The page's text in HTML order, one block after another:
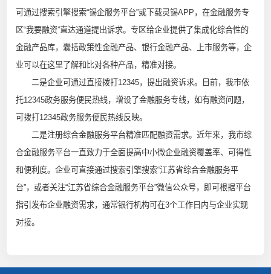
可通过搜索引擎搜索“锡企服务平台”或下载灵锡APP，在金融服务专
区“我要融资”直达通道提出诉求。专区给企业提供了集成化综合性的
金融产品库，囊括政策性金融产品、银行金融产品、上市服务等，企
业可以在这里了解和比对各种产品，精准对接。
二是企业可通过直接拨打12345，提出融资诉求。目前，我市依
托12345政务服务便民热线，增设了金融服务专线，如有融资问题，
可拨打12345政务服务便民热线反映。
二是注册综合金融服务平台精准匹配融资需求。近年来，我市综
合金融服务平台一直致力于全面提高中小微企业融资覆盖率、可得性
和便利度。企业可直接通过搜索引擎搜索“江苏省综合金融服务平
台”，或者关注“江苏省综合金融服务平台”微信公众号，即可根据平台
指引发布企业融资需求，通常银行机构可在3个工作日内与企业实现
对接。